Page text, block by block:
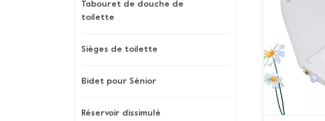
Tabouret de douche de
toilette
Sièges de toilette
Bidet pour Sénior
Réservoir dissimulé